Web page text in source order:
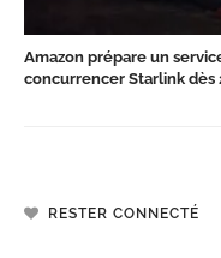
Amazon prépare un
concurrencer Starlink dès
RESTER CONNECTÉ